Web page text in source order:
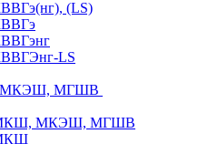
(LS)
LS
МКЭШ, МГШВ
МКШ, МКЭШ, МГШВ